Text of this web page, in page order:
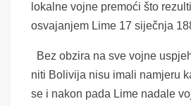
lokalne vojne premoći što
osvajanjem Lime 17 siječnja
Bez obzira na sve vojne
niti Bolivija nisu imali namjeru
se i nakon pada Lime nadale